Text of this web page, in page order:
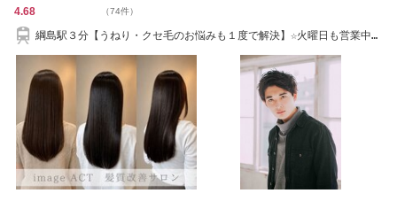
4.68 （74件）
綱島駅３分【うねり・クセ毛のお悩みも１度で解決】☆火曜日も営業中☆